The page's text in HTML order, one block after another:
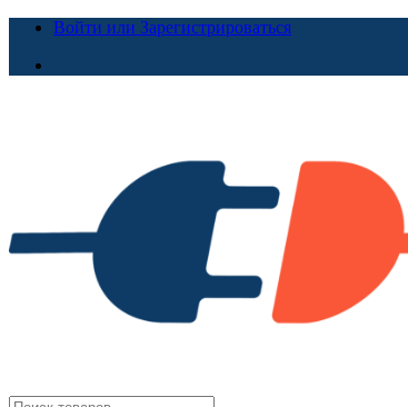
Перейти
содержимому
Войти или Зарегистрироваться